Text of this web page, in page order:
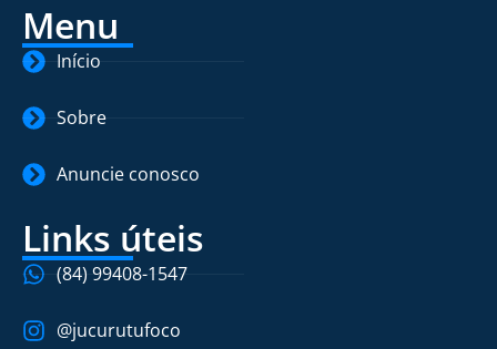
Menu
Início
Sobre
Anuncie conosco
Links úteis
(84) 99408-1547
@jucurutufoco